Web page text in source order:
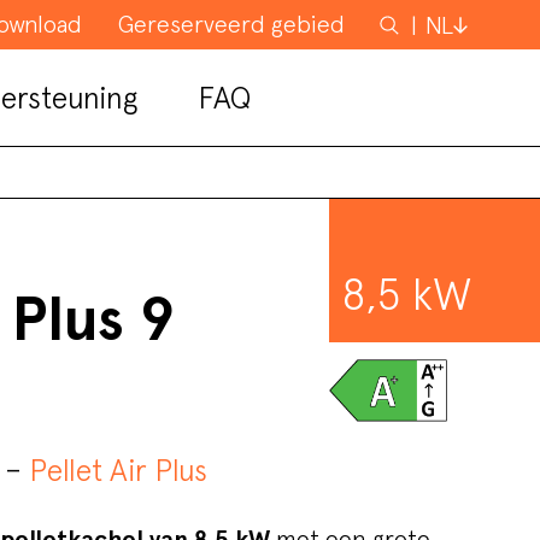
Gereserveerd gebied Zoeken
NL
FAQ
8,5 kW
9
Pellet Air Plus